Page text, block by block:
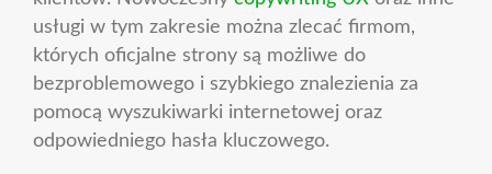
usługi w tym zakresie można zlecać firmom,
których oficjalne strony są możliwe do
bezproblemowego i szybkiego znalezienia za
pomocą wyszukiwarki internetowej oraz
odpowiedniego hasła kluczowego.